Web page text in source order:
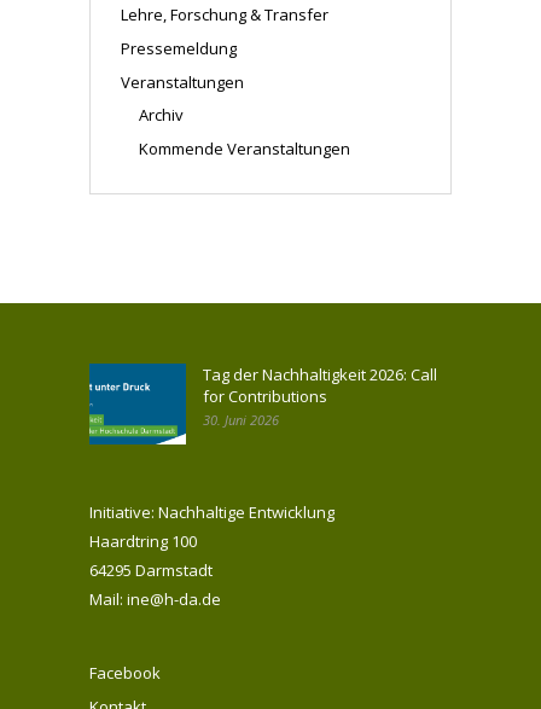
Lehre, Forschung & Transfer
Pressemeldung
Veranstaltungen
Archiv
Kommende Veranstaltungen
Tag der Nachhaltigkeit 2026: Call
for Contributions
30. Juni 2026
Initiative: Nachhaltige Entwicklung
Haardtring 100
64295 Darmstadt
Mail: ine@h-da.de
Facebook